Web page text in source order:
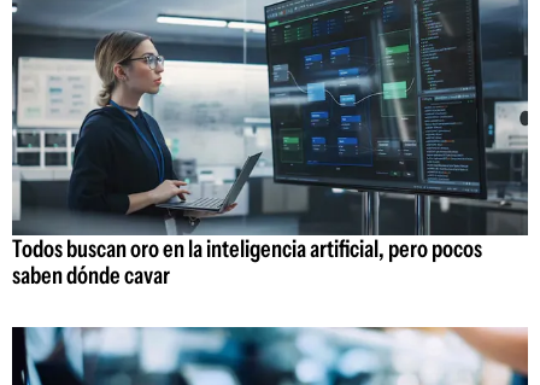
Todos buscan oro en la inteligencia artificial, pero pocos
saben dónde cavar